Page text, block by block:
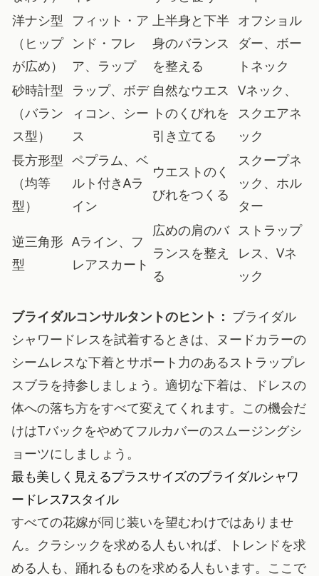
洋ナシ型
（ヒップ
が広め）
フィット・ア
ンド・フレ
ア、ラップ
上半身と下半
身のバランス
を整える
オフショル
ダー、ボー
トネック
砂時計型
（バラン
ス型）
ラップ、ボデ
ィコン、シー
ス
自然なウエス
トのくびれを
引き立てる
Vネック、
スクエアネ
ック
長方形型
（均等
型）
ペプラム、ベ
ルト付きAラ
イン
ウエストのく
びれをつくる
スクープネ
ック、ホル
ター
逆三角形
型
Aライン、フ
レアスカート
広めの肩のバ
ランスを整え
る
ストラップ
レス、Vネ
ック
ブライダルコンサルタントのヒント： ブライダル
シャワードレスを試着するときは、ヌードカラーの
シームレスな下着とサポート力のあるストラップレ
スブラを持参しましょう。適切な下着は、ドレスの
体への落ち方をすべて変えてくれます。この機会だ
けはTバックをやめてフルカバーのスムージングシ
ョーツにしましょう。
最も美しく見えるプラスサイズのブライダルシャワ
ードレス7スタイル
すべての花嫁が同じ装いを望むわけではありませ
ん。クラシックを求める人もいれば、トレンドを求
める人も、踊れるものを求める人もいます。ここで